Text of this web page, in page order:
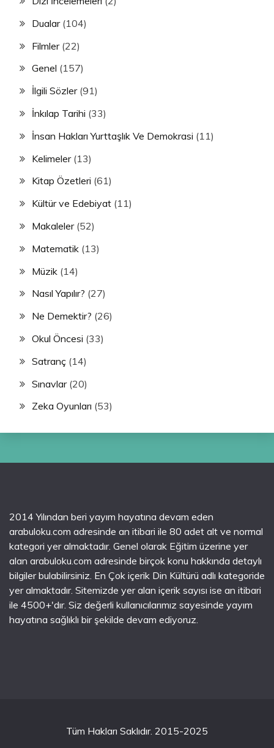
Dualar(104)
Filmler(22)
Genel (157)
İlgili Sözler(91)
İnkılap Tarihi (33)
İnsan Hakları Yurttaşlık Ve Demokrasi (11)
Kelimeler(13)
Kitap Özetleri (61)
Kültür ve Edebiyat (11)
Makaleler(52)
Matematik (13)
Müzik (14)
Nasıl Yapılır? (27)
Ne Demektir? (26)
Okul Öncesi (33)
Satranç (14)
Sınavlar(20)
Zeka Oyunları (53)
2014 Yılından beri yayım hayatına devam eden
arabuloku.com adresinde an itibari ile 80 adet alt ve normal
kategori yer almaktadır. Genel olarak Eğitim üzerine yer
alan arabuloku.com adresinde birçok konu hakkında detaylı
bilgiler bulabilirsiniz. En Çok içerik Din Kültürü adlı kategoride
yer almaktadır. Sitemizde yer alan içerik sayısı ise an itibari
ile 4500+'dır. Siz değerli kullanıcılarımız sayesinde yayım
hayatına sağlıklı bir şekilde devam ediyoruz.
Tüm Hakları Saklıdır. 2015-2025